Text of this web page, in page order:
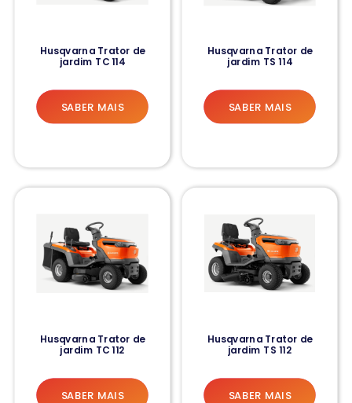
Husqvarna Trator de
jardim TC 114
SABER MAIS
Husqvarna Trator de
jardim TS 114
SABER MAIS
Husqvarna Trator de
jardim TC 112
SABER MAIS
Husqvarna Trator de
jardim TS 112
SABER MAIS